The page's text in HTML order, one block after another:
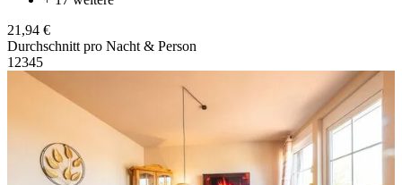
21,94 €
Durchschnitt pro Nacht & Person
1 2345